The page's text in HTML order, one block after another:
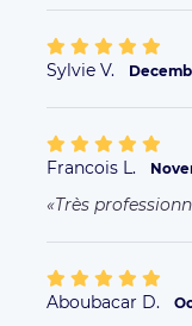
Sylvie V.
Francois L.
Très
Aboubacar D.